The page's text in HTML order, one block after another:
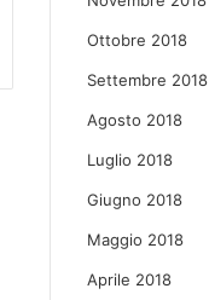
Ottobre 2018
Settembre 2018
Agosto 2018
Luglio 2018
Giugno 2018
Maggio 2018
Aprile 2018